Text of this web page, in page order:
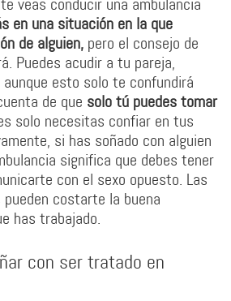
en una situación en la que
de alguien, pero el consejo de
Puedes acudir a tu pareja,
esto solo te confundirá
de que solo tú puedes tomar
solo necesitas confiar en tus
si has soñado con alguien
significa que debes tener
con el sexo opuesto. Las
costarte la buena
has trabajado.
con ser tratado en